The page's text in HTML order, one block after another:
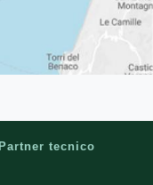
Partner tecnico